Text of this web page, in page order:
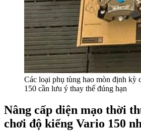
Các loại phụ tùng hao mòn định kỳ
150 cần lưu ý thay thế đúng hạn
Nâng cấp diện mạo thời
chơi độ kiểng Vario 150